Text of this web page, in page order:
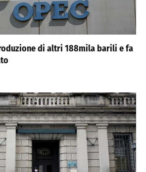
di altri 188mila barili e fa